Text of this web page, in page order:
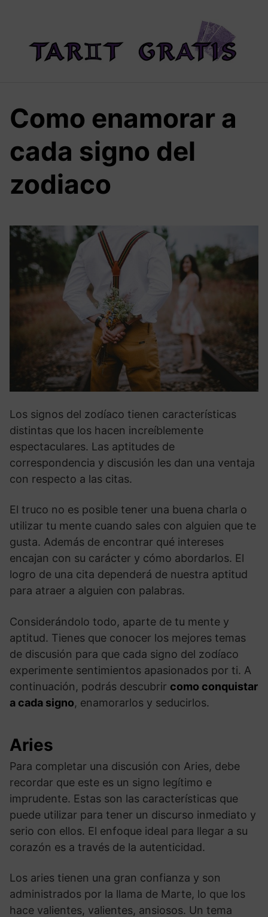
Como enamorar a
cada signo del
zodiaco
Los signos del zodíaco tienen características
distintas que los hacen increíblemente
espectaculares. Las aptitudes de
correspondencia y discusión les dan una ventaja
con respecto a las citas.
El truco no es posible tener una buena charla o
utilizar tu mente cuando sales con alguien que te
gusta. Además de encontrar qué intereses
encajan con su carácter y cómo abordarlos. El
logro de una cita dependerá de nuestra aptitud
para atraer a alguien con palabras.
Considerándolo todo, aparte de tu mente y
aptitud. Tienes que conocer los mejores temas
de discusión para que cada signo del zodíaco
experimente sentimientos apasionados por ti. A
continuación, podrás descubrir como conquistar
a cada signo, enamorarlos y seducirlos.
Aries
Para completar una discusión con Aries, debe
recordar que este es un signo legítimo e
imprudente. Estas son las características que
puede utilizar para tener un discurso inmediato y
serio con ellos. El enfoque ideal para llegar a su
corazón es a través de la autenticidad.
Los aries tienen una gran confianza y son
administrados por la llama de Marte, lo que los
hace valientes, valientes, ansiosos. Un tema